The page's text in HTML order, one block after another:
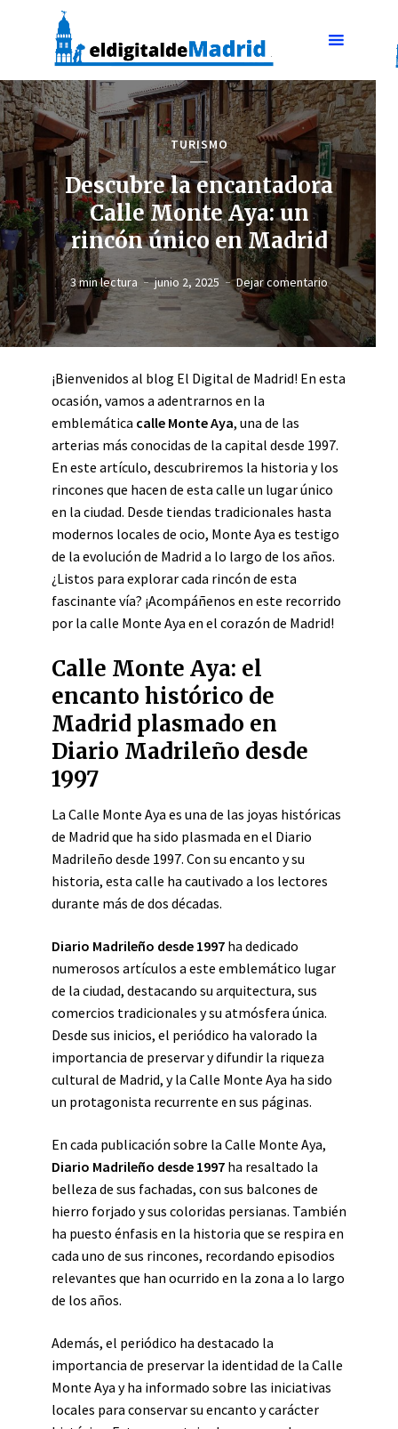
TURISMO
Descubre la encantadora
Calle Monte Aya: un
rincón único en Madrid
3 min lectura junio 2, 2025 Dejar comentario
¡Bienvenidos al blog El Digital de Madrid! En esta
ocasión, vamos a adentrarnos en la
emblemática calle Monte Aya, una de las
arterias más conocidas de la capital desde 1997.
En este artículo, descubriremos la historia y los
rincones que hacen de esta calle un lugar único
en la ciudad. Desde tiendas tradicionales hasta
modernos locales de ocio, Monte Aya es testigo
de la evolución de Madrid a lo largo de los años.
¿Listos para explorar cada rincón de esta
fascinante vía? ¡Acompáñenos en este recorrido
por la calle Monte Aya en el corazón de Madrid!
Calle Monte Aya: el
encanto histórico de
Madrid plasmado en
Diario Madrileño desde
1997
La Calle Monte Aya es una de las joyas históricas
de Madrid que ha sido plasmada en el Diario
Madrileño desde 1997. Con su encanto y su
historia, esta calle ha cautivado a los lectores
durante más de dos décadas.
Diario Madrileño desde 1997 ha dedicado
numerosos artículos a este emblemático lugar
de la ciudad, destacando su arquitectura, sus
comercios tradicionales y su atmósfera única.
Desde sus inicios, el periódico ha valorado la
importancia de preservar y difundir la riqueza
cultural de Madrid, y la Calle Monte Aya ha sido
un protagonista recurrente en sus páginas.
En cada publicación sobre la Calle Monte Aya,
Diario Madrileño desde 1997 ha resaltado la
belleza de sus fachadas, con sus balcones de
hierro forjado y sus coloridas persianas. También
ha puesto énfasis en la historia que se respira en
cada uno de sus rincones, recordando episodios
relevantes que han ocurrido en la zona a lo largo
de los años.
Además, el periódico ha destacado la
importancia de preservar la identidad de la Calle
Monte Aya y ha informado sobre las iniciativas
locales para conservar su encanto y carácter